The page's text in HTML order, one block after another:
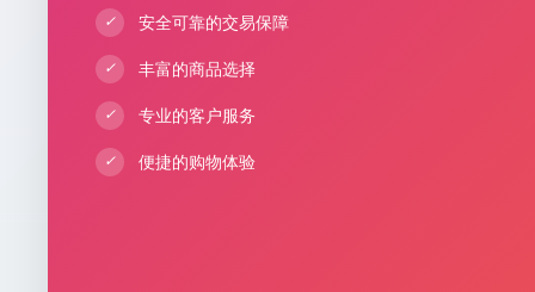
✓ 安全可靠的交易保障
✓ 丰富的商品选择
✓ 专业的客户服务
✓ 便捷的购物体验